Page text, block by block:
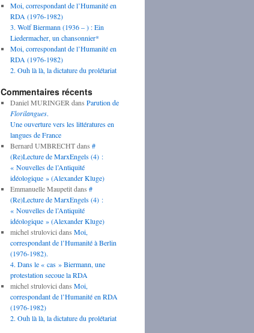
Moi, correspondant de l’Humanité en
RDA (1976-1982)
3. Wolf Biermann (1936 – ) : Ein
Liedermacher, un chansonnier*
Moi, correspondant de l’Humanité en
RDA (1976-1982)
2. Ouh là là, la dictature du prolétariat
Commentaires récents
Daniel MURINGER dans Parution de
Florilangues.
Une ouverture vers les littératures en
langues de France
Bernard UMBRECHTdans #
(Re)Lecture de MarxEngels (4) :
« Nouvelles de l’Antiquité
idéologique » (Alexander Kluge)
Emmanuelle Maupetitdans #
(Re)Lecture de MarxEngels (4) :
« Nouvelles de l’Antiquité
idéologique » (Alexander Kluge)
michel strulovici dans Moi,
correspondant de l’Humanité à Berlin
(1976-1982).
4. Dans le « cas » Biermann, une
protestation secoue la RDA
michel strulovici dans Moi,
correspondant de l’Humanité en RDA
(1976-1982)
2. Ouh là là, la dictature du prolétariat